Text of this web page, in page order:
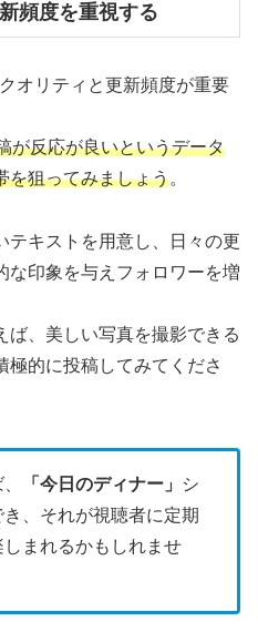
頻度を重視する
オリティと更新頻度が重要
が反応が良いというデータ
を狙ってみましょう。
テキストを用意し、日々の更
な印象を与えフォロワーを増
ば、美しい写真を撮影できる
極的に投稿してみてくださ
「今日のディナー」
シ
、それが視聴者に定期
まれるかもしれませ